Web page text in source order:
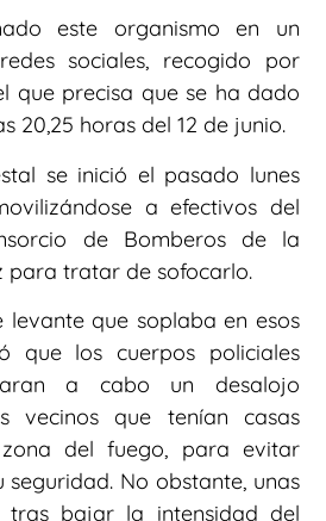
este organismo en un
sociales, recogido por
que precisa que se ha dado
20,25 horas del 12 de junio.
se inició el pasado lunes
a efectivos del
de Bomberos de la
para tratar de sofocarlo.
levante que soplaba en esos
que los cuerpos policiales
a cabo un desalojo
vecinos que tenían casas
del fuego, para evitar
seguridad. No obstante, unas
tras bajar la intensidad del